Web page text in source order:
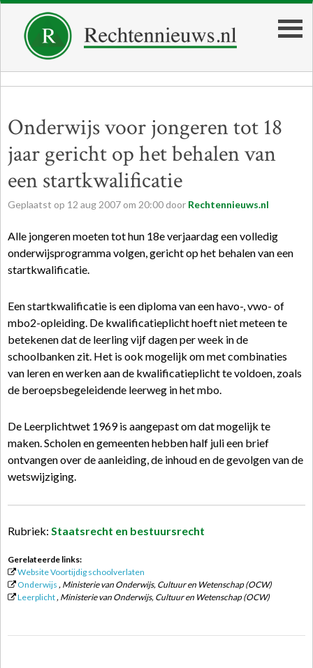
Onderwijs voor jongeren tot 18
jaar gericht op het behalen van
een startkwalificatie
Geplaatst op 12 aug 2007 om 20:00 door Rechtennieuws.nl
Alle jongeren moeten tot hun 18e verjaardag een volledig
onderwijsprogramma volgen, gericht op het behalen van een
startkwalificatie.
Een startkwalificatie is een diploma van een havo-, vwo- of
mbo2-opleiding. De kwalificatieplicht hoeft niet meteen te
betekenen dat de leerling vijf dagen per week in de
schoolbanken zit. Het is ook mogelijk om met combinaties
van leren en werken aan de kwalificatieplicht te voldoen, zoals
de beroepsbegeleidende leerweg in het mbo.
De Leerplichtwet 1969 is aangepast om dat mogelijk te
maken. Scholen en gemeenten hebben half juli een brief
ontvangen over de aanleiding, de inhoud en de gevolgen van de
wetswijziging.
Rubriek: Staatsrecht en bestuursrecht
Gerelateerde links:
Website Voortijdig schoolverlaten
Onderwijs , Ministerie van Onderwijs, Cultuur en Wetenschap (OCW)
Leerplicht, Ministerie van Onderwijs, Cultuur en Wetenschap (OCW)